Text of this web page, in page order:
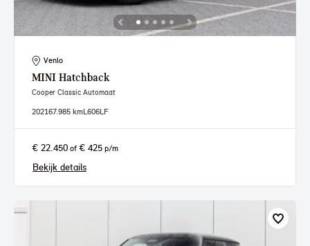
Venlo
MINI Hatchback
Cooper Classic Automaat
202167.985 kmL606LF
€ 22.450 of € 425 p/m
Bekijk details